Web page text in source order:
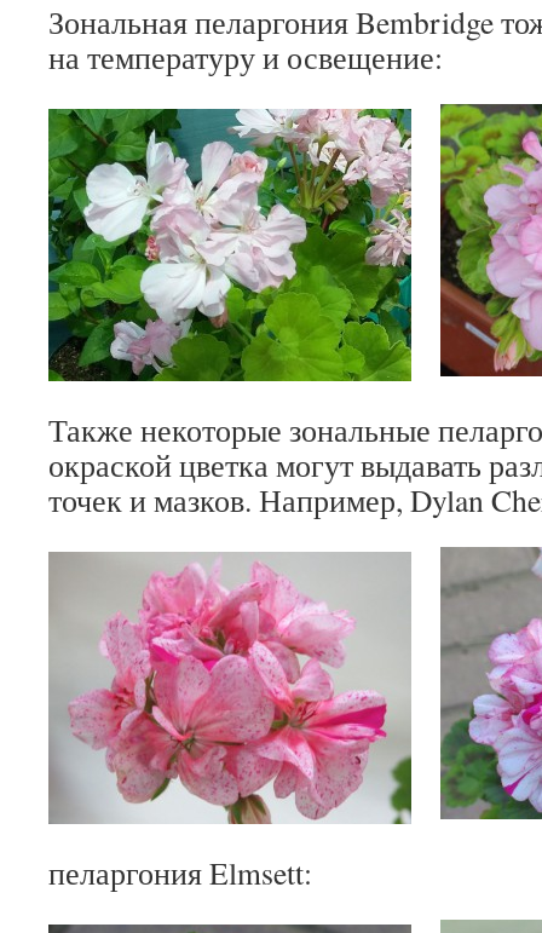
Зональная пеларгония Bembridge
на температуру и освещение:
Также некоторые зональные
окраской цветка могут выдавать
точек и мазков. Например, Dylan
пеларгония Elmsett: